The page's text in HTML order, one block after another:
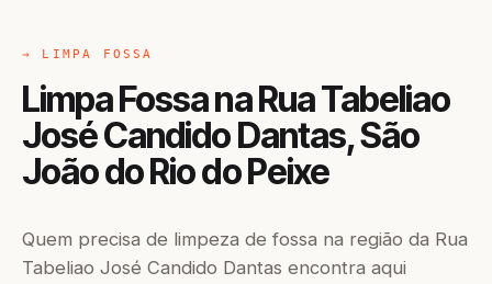
→ LIMPA FOSSA
Limpa Fossa na Rua Tabeliao
José Candido Dantas, São
João do Rio do Peixe
Quem precisa de limpeza de fossa na região da Rua
Tabeliao José Candido Dantas encontra aqui